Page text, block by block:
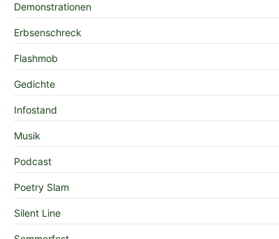
Demonstrationen
Erbsenschreck
Flashmob
Gedichte
Infostand
Musik
Podcast
Poetry Slam
Silent Line